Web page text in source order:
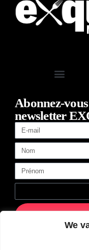
We
Abonnez-
newsletter